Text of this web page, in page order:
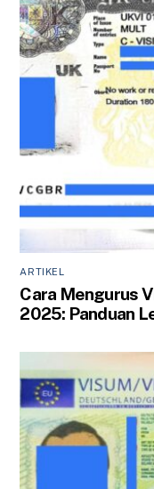
ARTIKEL
Cara Mengurus
2025: Panduan